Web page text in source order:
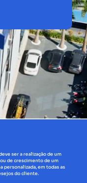
ser a realização de um
de crescimento de um
personalizada, em todas as
do cliente.